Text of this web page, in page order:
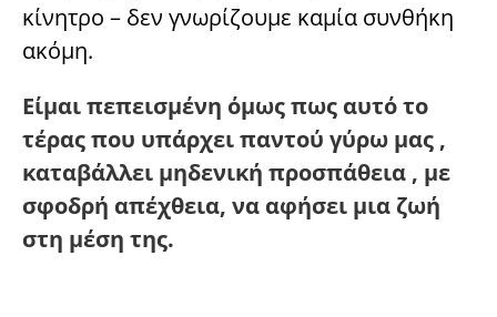
κίνητρο – δεν γνωρίζουμε καμία συνθήκη
ακόμη.
Είμαι πεπεισμένη όμως πως αυτό το
τέρας που υπάρχει παντού γύρω μας ,
καταβάλλει μηδενική προσπάθεια , με
σφοδρή απέχθεια, να αφήσει μια ζωή
στη μέση της.